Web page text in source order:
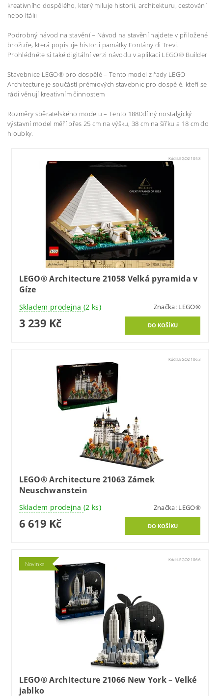
kreativního dospělého, který miluje historii, architekturu, cestování
nebo Itálii
Podrobný návod na stavění – Návod na stavění najdete v přiložené
brožuře, která popisuje historii památky Fontány di Trevi.
Prohlédněte si také digitální verzi návodu v aplikaci LEGO® Builder
Stavebnice LEGO® pro dospělé – Tento model z řady LEGO
Architecture je součástí prémiových stavebnic pro dospělé, kteří se
rádi věnují kreativním činnostem
Rozměry sběratelského modelu – Tento 1880dílný nostalgický
výstavní model měří přes 25 cm na výšku, 38 cm na šířku a 18 cm do
hloubky.
Kód:LEGO21058
LEGO® Architecture 21058 Velká pyramida v
Gíze
Skladem prodejna (2 ks) Značka: LEGO®
3 239 Kč
Kód:LEGO21063
LEGO® Architecture 21063 Zámek
Neuschwanstein
Skladem prodejna (2 ks) Značka: LEGO®
6 619 Kč
Novinka
Kód:LEGO21066
LEGO® Architecture 21066 New York – Velké
jablko